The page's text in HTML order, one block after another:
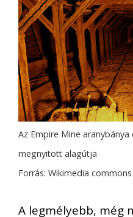
Az Empire Mine
megnyitott alagútja
Forrás: Wikimedia commons
A legmélyebb, még